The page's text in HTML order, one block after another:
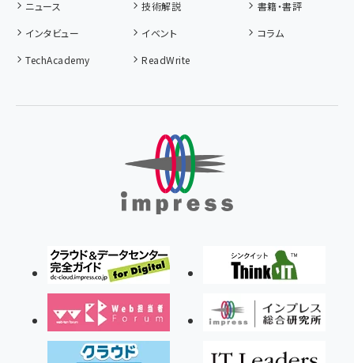
ニュース 技術解説
書籍・書評
インタビュー
イベント
コラム
TechAcademy
ReadWrite